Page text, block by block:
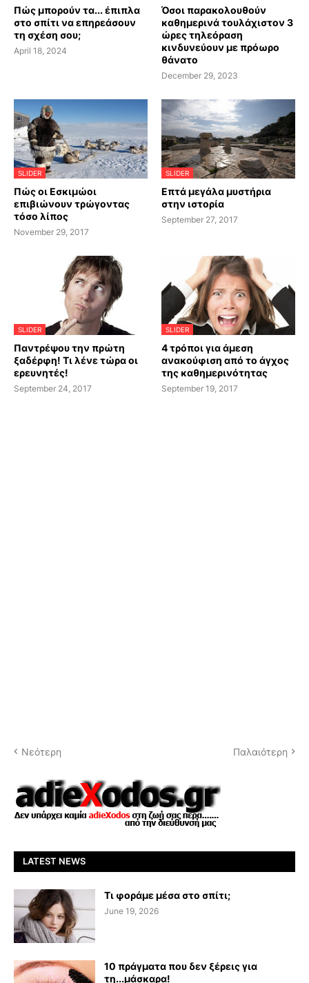
Πώς μπορούν τα... έπιπλα
στο σπίτι να επηρεάσουν
τη σχέση σου;
April 18, 2024
Όσοι παρακολουθούν
καθημερινά τουλάχιστον 3
ώρες τηλεόραση
κινδυνεύουν με πρόωρο
θάνατο
December 29, 2023
SLIDER
Πώς οι Εσκιμώοι
επιβιώνουν τρώγοντας
τόσο λίπος
November 29, 2017
SLIDER
Επτά μεγάλα μυστήρια
στην ιστορία
September 27, 2017
SLIDER
Παντρέψου την πρώτη
ξαδέρφη! Τι λένε τώρα οι
ερευνητές!
September 24, 2017
SLIDER
4 τρόποι για άμεση
ανακούφιση από το άγχος
της καθημερινότητας
September 19, 2017
Νεότερη Παλαιότερη
LATEST NEWS
Τι φοράμε μέσα στο σπίτι;
June 19, 2026
10 πράγματα που δεν ξέρεις για
τη...μάσκαρα!